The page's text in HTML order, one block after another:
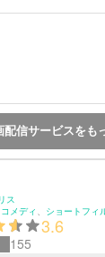
配信サービスをも
ス
コメディ ショートフィ
3.6
155